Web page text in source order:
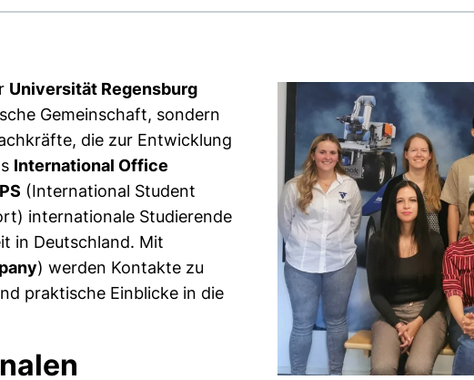
Universität Regensburg
Gemeinschaft, sondern
die zur Entwicklung
International Office
(International Student
internationale Studierende
in Deutschland. Mit
) werden Kontakte zu
praktische Einblicke in die